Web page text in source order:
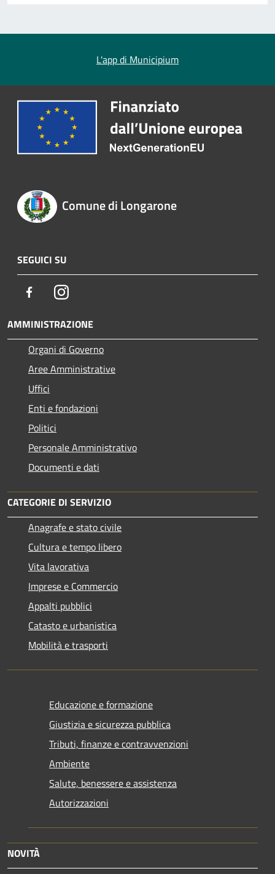
L'app di Municipium
Comune di Longarone
SEGUICI SU
FacebookInstagram
AMMINISTRAZIONE
Organi di Governo
Aree Amministrative
Uffici
Enti e fondazioni
Politici
Personale Amministrativo
Documenti e dati
CATEGORIE DI SERVIZIO
Anagrafe e stato civile
Cultura e tempo libero
Vita lavorativa
Imprese e Commercio
Appalti pubblici
Catasto e urbanistica
Mobilità e trasporti
Educazione e formazione
Giustizia e sicurezza pubblica
Tributi, finanze e contravvenzioni
Ambiente
Salute, benessere e assistenza
Autorizzazioni
NOVITÀ